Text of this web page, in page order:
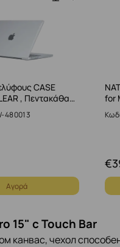
CASE
, Πεντακάθα…
480013
Αγορά
for
€
15" с Touch Bar
чехол